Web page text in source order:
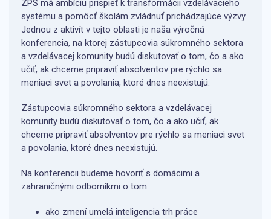
ZPS má ambíciu prispieť k transformácii vzdelávacieho
systému a pomôcť školám zvládnuť prichádzajúce výzvy.
Jednou z aktivít v tejto oblasti je naša výročná
konferencia, na ktorej zástupcovia súkromného sektora
a vzdelávacej komunity budú diskutovať o tom, čo a ako
učiť, ak chceme pripraviť absolventov pre rýchlo sa
meniaci svet a povolania, ktoré dnes neexistujú.
Zástupcovia súkromného sektora a vzdelávacej
komunity budú diskutovať o tom, čo a ako učiť, ak
chceme pripraviť absolventov pre rýchlo sa meniaci svet
a povolania, ktoré dnes neexistujú.
Na konferencii budeme hovoriť s domácimi a
zahraničnými odborníkmi o tom:
ako zmení umelá inteligencia trh práce